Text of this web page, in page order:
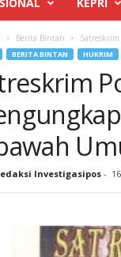
Berita Bintan
BERITA BINTAN HUKRIM
Investigasipos-